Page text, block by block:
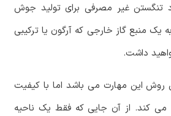
تنگستن غیر مصرفی برای تولید جوش
یک منبع گاز خارجی که آرگون یا ترکیبی
داشت.
این مهارت می باشد اما با کیفیت
می کند. از آن جایی که فقط یک ناحیه